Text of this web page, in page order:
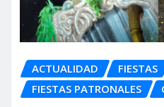
ACTUALIDAD
FIESTAS
FIESTAS PATRONALES